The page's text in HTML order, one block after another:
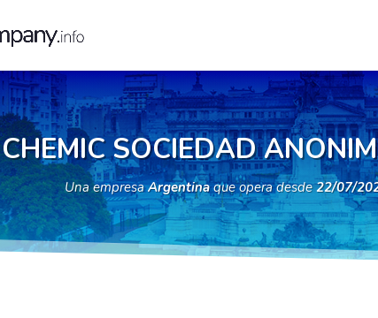
CHEMIC SOCIEDAD
Una empresaArgentinaque opera desde22/07/